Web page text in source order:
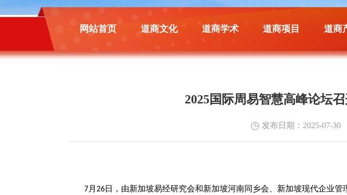
网站首页 道商文化 道商学术 道商项目 道商
2025国际周易智慧高峰论坛
发布日期：2025-07-30
7月 26日，由新加坡易经研究会和新加坡河南同乡会、新加坡现代企业管